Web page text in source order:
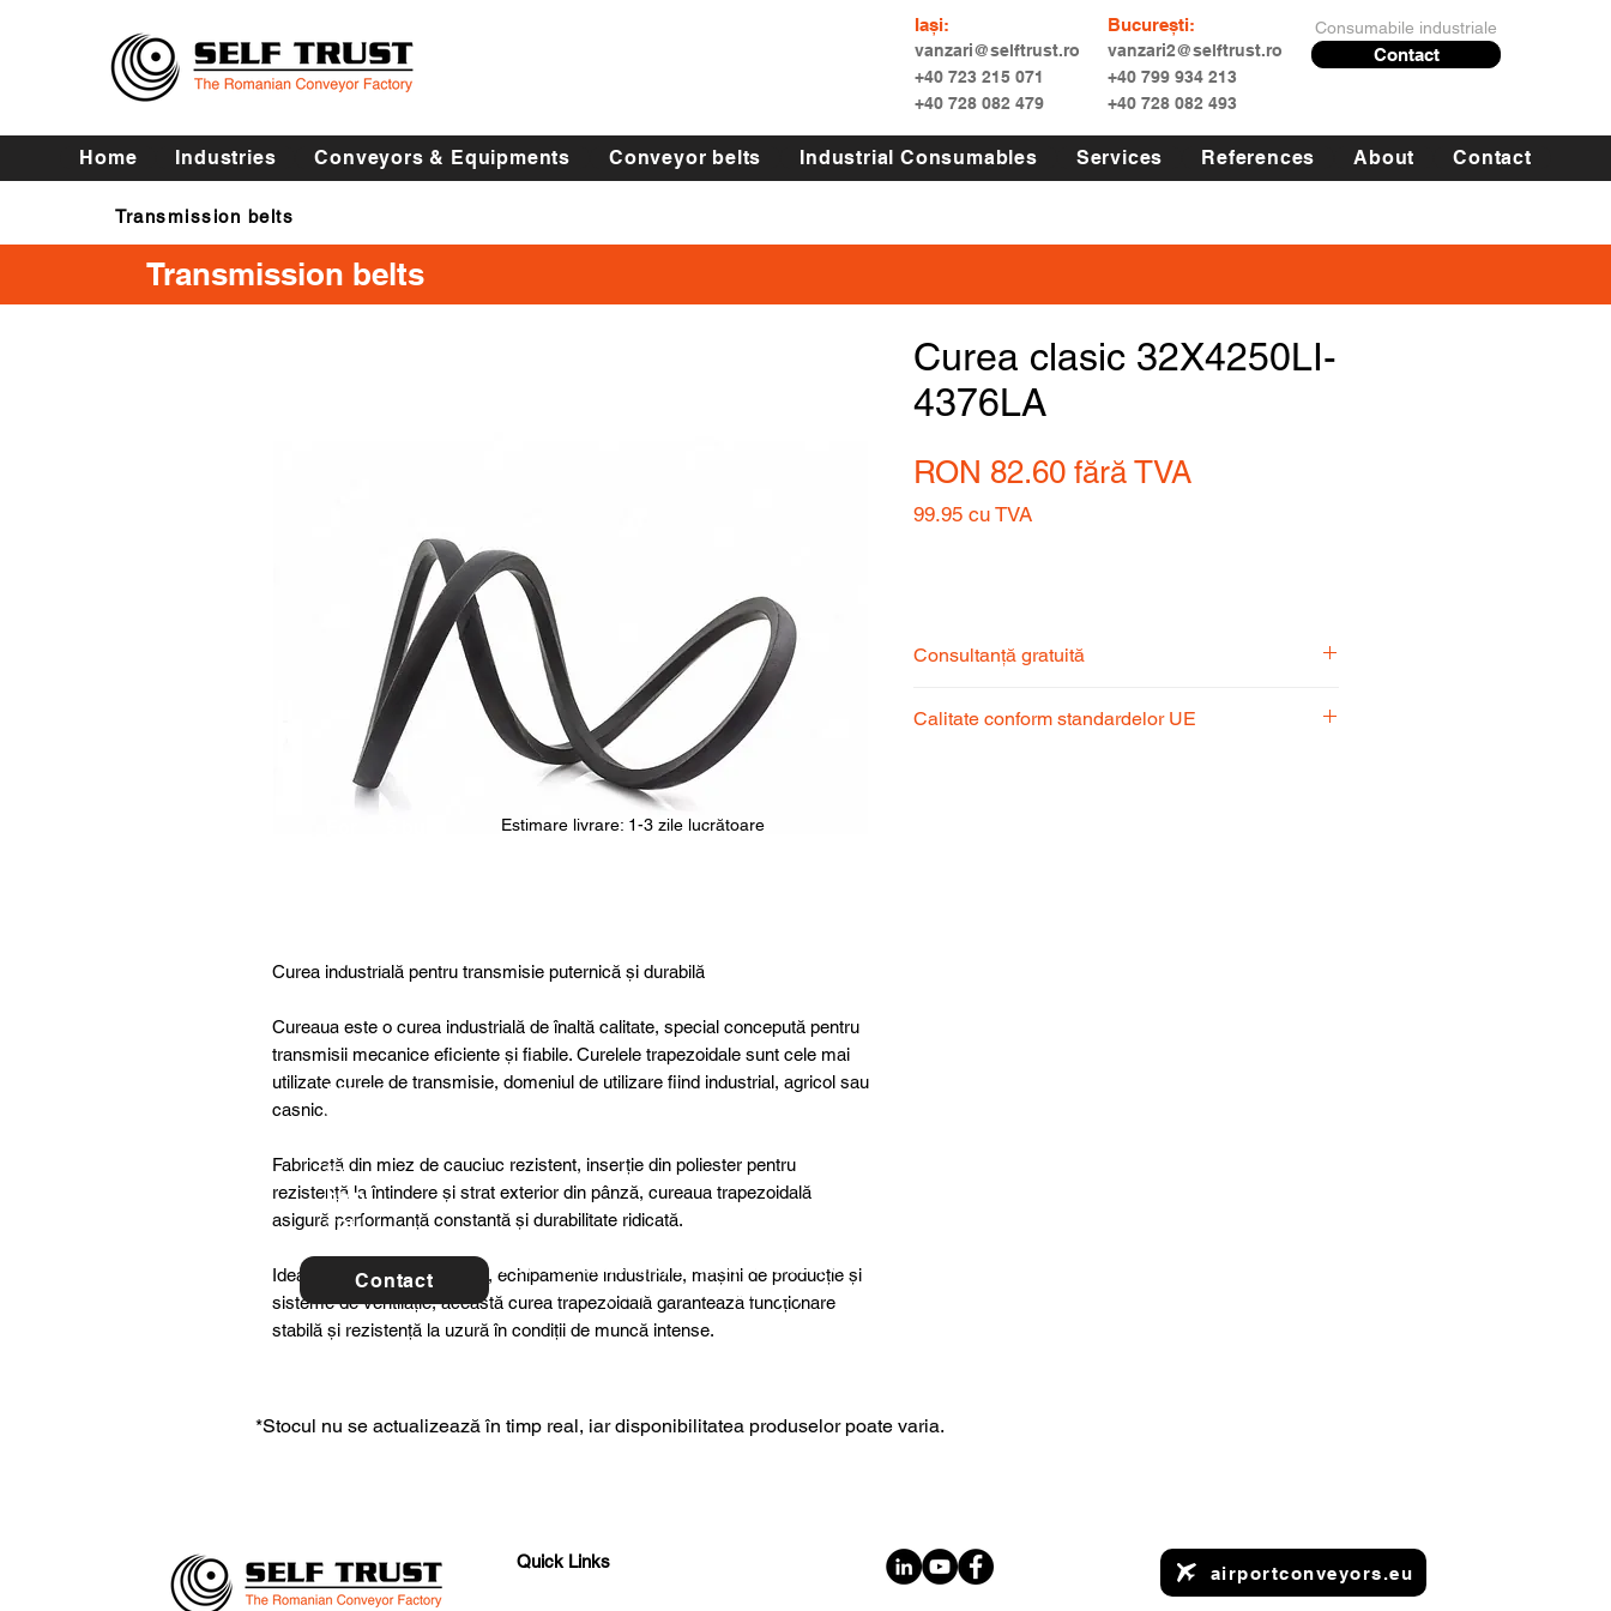
Iași:
vanzari@selftrust.ro
+40 723 215 071
+40 728 082 479
București:
vanzari2@selftrust.ro
+40 799 934 213
+40 728 082 493
Consumabile industriale
Contact
Home Industries Conveyors & Equipments Conveyor belts Industrial Consumables Services References About Contact
Transmission belts
Transmission belts
Transmission belts
Curea industrială pentru transmisie puternică și durabilă
Cureaua este o curea industrială de înaltă calitate, special concepută pentru
transmisii mecanice eficiente și fiabile. Curelele trapezoidale sunt cele mai
utilizate curele de transmisie, domeniul de utilizare fiind industrial, agricol sau
casnic.
Fabricată din miez de cauciuc rezistent, inserție din poliester pentru
rezistență la întindere și strat exterior din pânză, cureaua trapezoidală
asigură performanță constantă și durabilitate ridicată.
Ideală pentru utilaje agricole, echipamente industriale, mașini de producție și
sisteme de ventilație, această curea trapezoidală garantează funcționare
stabilă și rezistență la uzură în condiții de muncă intense.
Curea clasic 32X4250LI-
4376LA
RON 82.60 fără TVA
99.95 cu TVA
Consultanță gratuită
pentru a alege produsul potrivit nevoilor
Calitate conform standardelor UE
specia
l
cts or
consu
ltancy
we are
to
help
you!
Contact
Estimare livrare: 1-3 zile lucrătoare
For further details, special products or
consultancy we are here to help you!
*Stocul nu se actualizează în timp real, iar disponibilitatea produselor poate varia.
Quick Links
airportconveyors.eu